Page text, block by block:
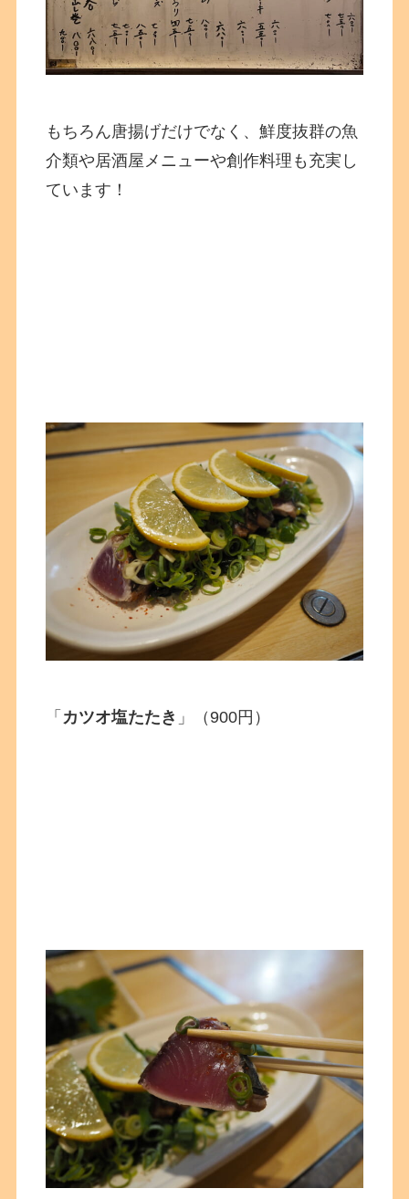
もちろん唐揚げだけでなく、鮮度抜群の魚
介類や居酒屋メニューや創作料理も充実し
ています！
「 カツオ塩たたき 」（900円）